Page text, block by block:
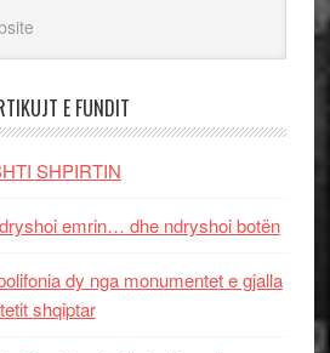
E FUNDIT
SHPIRTIN
emrin… dhe ndryshoi botën
dy nga monumentet e gjalla
shqiptar